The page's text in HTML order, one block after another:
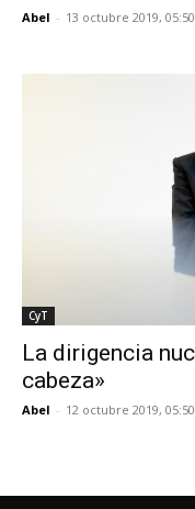
Abel - 13 octubre 2019, 05:50
CyT
La dirigencia
cabeza»
Abel - 12 octubre 2019, 05:50